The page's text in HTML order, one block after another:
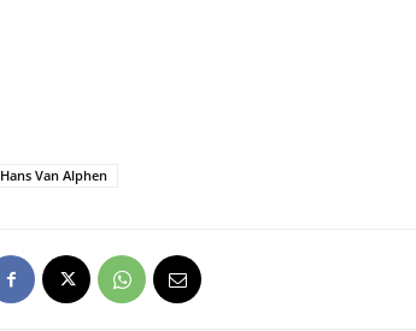
Hans Van Alphen